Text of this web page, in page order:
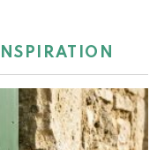
INSPIRATION